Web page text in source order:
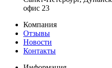
офис 23
Компания
Отзывы
Новости
Контакты